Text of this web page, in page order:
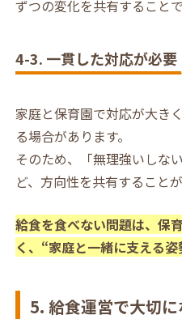
ずつの変化を共有すること
4-3. 一貫した対応が必要
家庭と保育園で対応が大き
る場合があります。
そのため、「無理強いしな
ど、方向性を共有することが
給食を食べない問題は、保
く、“家庭と一緒に支える姿
5. 給食運営で大切